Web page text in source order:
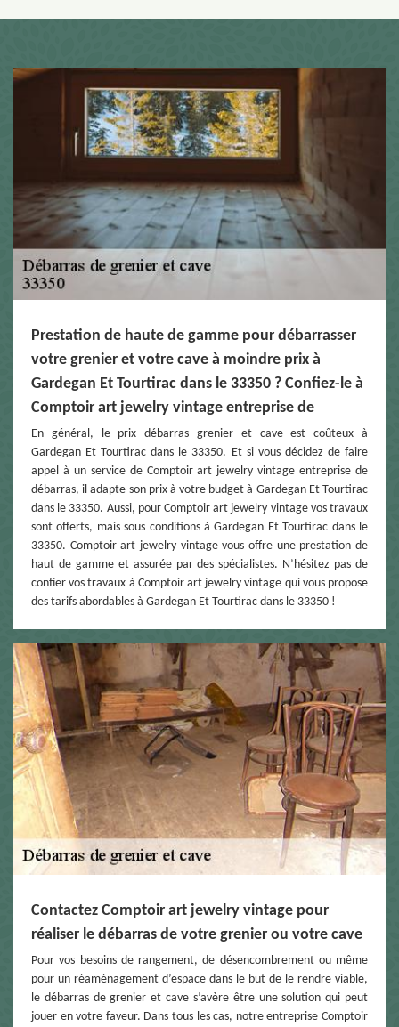
Prestation de haute de gamme pour débarrasser
votre grenier et votre cave à moindre prix à
Gardegan Et Tourtirac dans le 33350 ? Confiez-le à
Comptoir art jewelry vintage entreprise de
En général, le prix débarras grenier et cave est coûteux à
Gardegan Et Tourtirac dans le 33350. Et si vous décidez de faire
appel à un service de Comptoir art jewelry vintage entreprise de
débarras, il adapte son prix à votre budget à Gardegan Et Tourtirac
dans le 33350. Aussi, pour Comptoir art jewelry vintage vos travaux
sont offerts, mais sous conditions à Gardegan Et Tourtirac dans le
33350. Comptoir art jewelry vintage vous offre une prestation de
haut de gamme et assurée par des spécialistes. N’hésitez pas de
confier vos travaux à Comptoir art jewelry vintage qui vous propose
des tarifs abordables à Gardegan Et Tourtirac dans le 33350 !
Contactez Comptoir art jewelry vintage pour
réaliser le débarras de votre grenier ou votre cave
Pour vos besoins de rangement, de désencombrement ou même
pour un réaménagement d’espace dans le but de le rendre viable,
le débarras de grenier et cave s’avère être une solution qui peut
jouer en votre faveur. Dans tous les cas, notre entreprise Comptoir